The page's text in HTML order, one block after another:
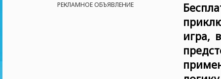
РЕКЛАМНОЕ ОБЪЯВЛЕНИЕ
игра,